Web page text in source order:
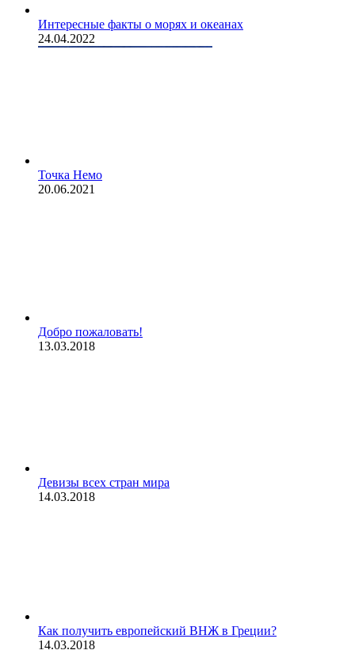
Интересные факты о морях и океанах
24.04.2022
Точка Немо
20.06.2021
Добро пожаловать!
13.03.2018
Девизы всех стран мира
14.03.2018
Как получить европейский ВНЖ в Греции?
14.03.2018